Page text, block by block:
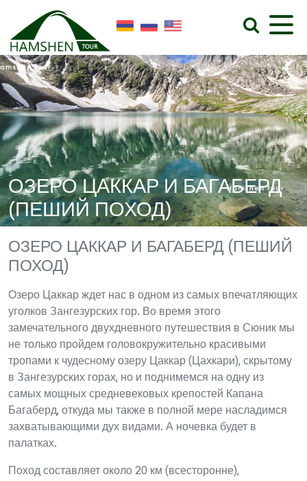
ОЗЕРО ЦАККАР И БАГАБЕРД
(ПЕШИЙ ПОХОД)
ОЗЕРО ЦАККАР И БАГАБЕРД (ПЕШИЙ
ПОХОД)
Озеро Цаккар ждет нас в одном из самых впечатляющих
уголков Зангезурских гор. Во время этого
замечательного двухдневного путешествия в Сюник мы
не только пройдем головокружительно красивыми
тропами к чудесному озеру Цаккар (Цахкари), скрытому
в Зангезурских горах, но и поднимемся на одну из
самых мощных средневековых крепостей Капана
Багаберд, откуда мы также в полной мере насладимся
захватывающими дух видами. А ночевка будет в
палатках.
Поход составляет около 20 км (всесторонне),